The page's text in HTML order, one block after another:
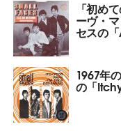
「初め
ーヴ・
セスの
1967年
の「